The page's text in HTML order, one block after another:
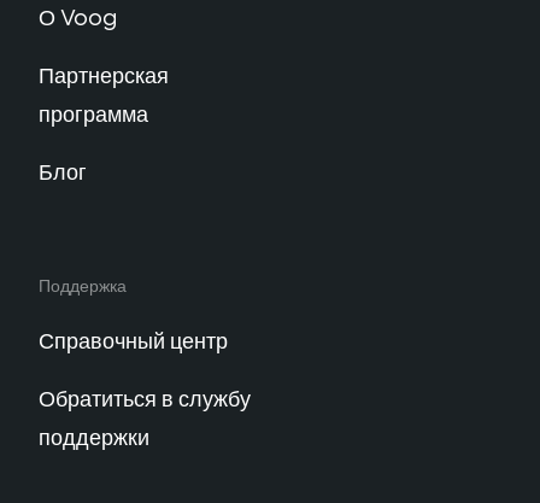
О Voog
Партнерская
программа
Блог
Поддержка
Справочный центр
Обратиться в службу
поддержки